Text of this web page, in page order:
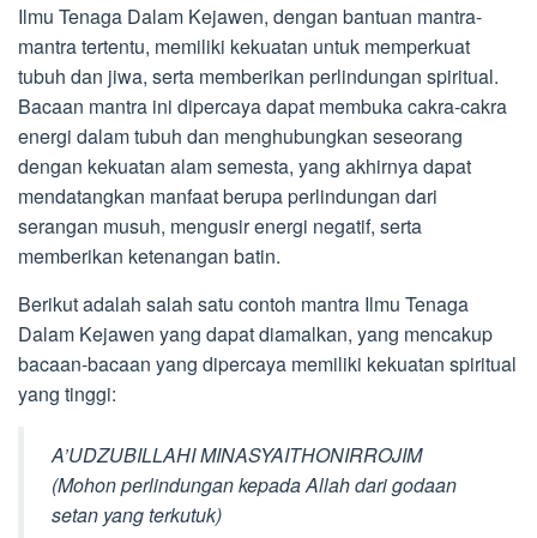
Ilmu Tenaga Dalam Kejawen, dengan bantuan mantra-
mantra tertentu, memiliki kekuatan untuk memperkuat
tubuh dan jiwa, serta memberikan perlindungan spiritual.
Bacaan mantra ini dipercaya dapat membuka cakra-cakra
energi dalam tubuh dan menghubungkan seseorang
dengan kekuatan alam semesta, yang akhirnya dapat
mendatangkan manfaat berupa perlindungan dari
serangan musuh, mengusir energi negatif, serta
memberikan ketenangan batin.
Berikut adalah salah satu contoh mantra Ilmu Tenaga
Dalam Kejawen yang dapat diamalkan, yang mencakup
bacaan-bacaan yang dipercaya memiliki kekuatan spiritual
yang tinggi:
A’UDZUBILLAHI MINASYAITHONIRROJIM
(Mohon perlindungan kepada Allah dari godaan
setan yang terkutuk)